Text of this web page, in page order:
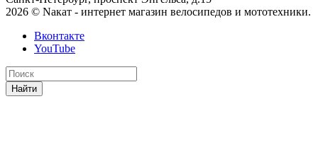
2026 © Nакат - интернет магазин велосипедов и мототехники.
Вконтакте
YouTube
Найти